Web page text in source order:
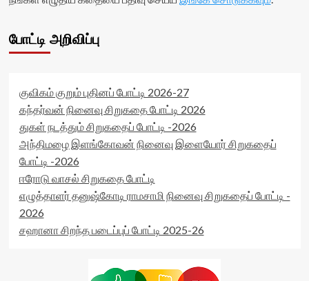
போட்டி அறிவிப்பு
குவிகம் குறும் புதினப் போட்டி 2026-27
கந்தர்வன் நினைவு சிறுகதை போட்டி 2026
துகள் நடத்தும் சிறுகதைப் போட்டி -2026
அந்திமழை இளங்கோவன் நினைவு இளையோர் சிறுகதைப்
போட்டி -2026
ஈரோடு வாசல் சிறுகதை போட்டி
எழுத்தாளர் தனுஷ்கோடி ராமசாமி நினைவு சிறுகதைப் போட்டி -
2026
சஹானா சிறந்த படைப்புப் போட்டி 2025-26